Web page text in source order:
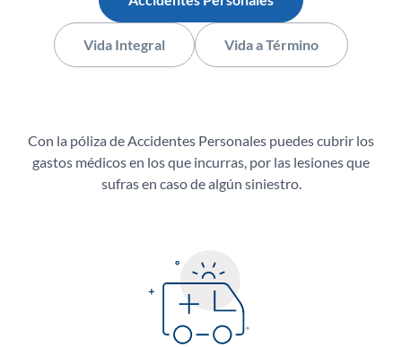
Vida Integral Vida a Término
Con la póliza de Accidentes Personales puedes cubrir los
gastos médicos en los que incurras, por las lesiones que
sufras en caso de algún siniestro.